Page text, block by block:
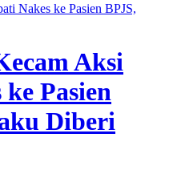
Nakes ke Pasien BPJS,
Aksi
Pasien
Diberi